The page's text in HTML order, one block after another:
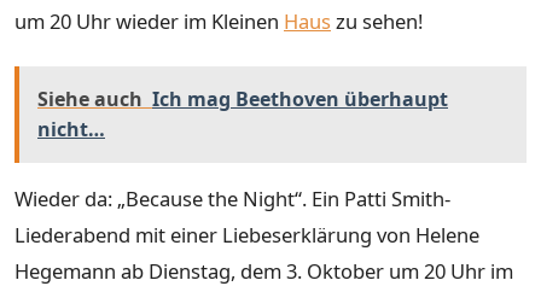
um 20 Uhr wieder im Kleinen Hauszu sehen!
Siehe auch Ich mag Beethoven überhaupt
nicht…
Wieder da: „Because the Night“. Ein Patti Smith-
Liederabend mit einer Liebeserklärung von Helene
Hegemann ab Dienstag, dem 3. Oktober um 20 Uhr im